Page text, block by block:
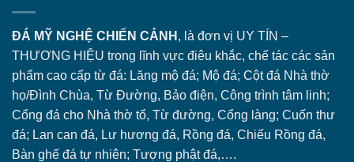
ĐÁ MỸ NGHỆ CHIẾN CẢNH , là đơn vị UY TÍN –
THƯƠNG HIỆU trong lĩnh vực điêu khắc, chế tác các sản
phẩm cao cấp từ đá: Lăng mộ đá; Mộ đá; Cột đá Nhà thờ
họ/Đình Chùa, Từ Đường, Bảo điện, Công trình tâm linh;
Cổng đá cho Nhà thờ tổ, Từ đường, Cổng làng; Cuốn thư
đá; Lan can đá, Lư hương đá, Rồng đá, Chiếu Rồng đá,
Bàn ghế đá tự nhiên; Tượng phật đá,….